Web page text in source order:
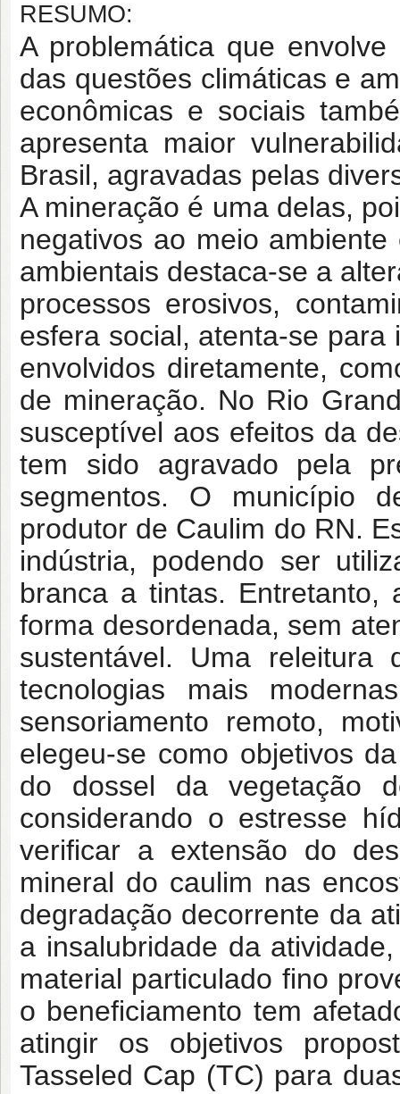
RESUMO:
A problemática que
das questões climáticas e
econômicas e sociais
apresenta maior
Brasil, agravadas pelas
A mineração é uma delas,
negativos ao meio
ambientais destaca-se a
processos erosivos,
esfera social, atenta-se
envolvidos diretamente,
de mineração. No Rio
susceptível aos efeitos da
tem sido agravado pela
segmentos. O município
produtor de Caulim do RN.
indústria, podendo ser
branca a tintas. Entretanto,
forma desordenada, sem
sustentável. Uma
tecnologias mais
sensoriamento remoto,
elegeu-se como objetivos
do dossel da vegetação
considerando o estresse
verificar a extensão do
mineral do caulim nas
degradação decorrente da
a insalubridade da
material particulado fino
o beneficiamento tem
atingir os objetivos
Tasseled Cap (TC) para